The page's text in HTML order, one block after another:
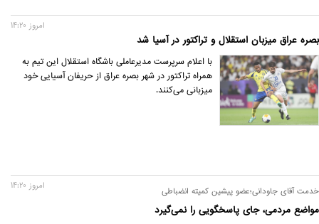
بصره عراق میزبان استقلال و تراکتور در آسیا شد
امروز 14:20
با اعلام سرپرست مدیرعاملی باشگاه استقلال این تیم به
همراه تراکتور در شهر بصره عراق از حریفان آسیایی خود
میزبانی می‌کنند.
خدمت آقای جاودانی؛عضو پیشین کمیته انضباطی
مواضع مردمی، جای پاسخگویی را نمی‌گیرد
امروز 14:20